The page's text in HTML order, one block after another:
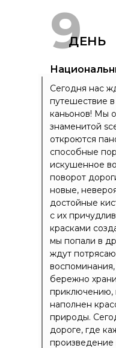
ДЕНЬ
Сегодня нас
путешествие
каньонов! Мы
знаменитой
откроются
способные
искушенное
поворот
новые,
достойные
с их
красками
мы попали в
ждут
бережно
приключению,
наполнен
природы.
дороге, где
произведение
9